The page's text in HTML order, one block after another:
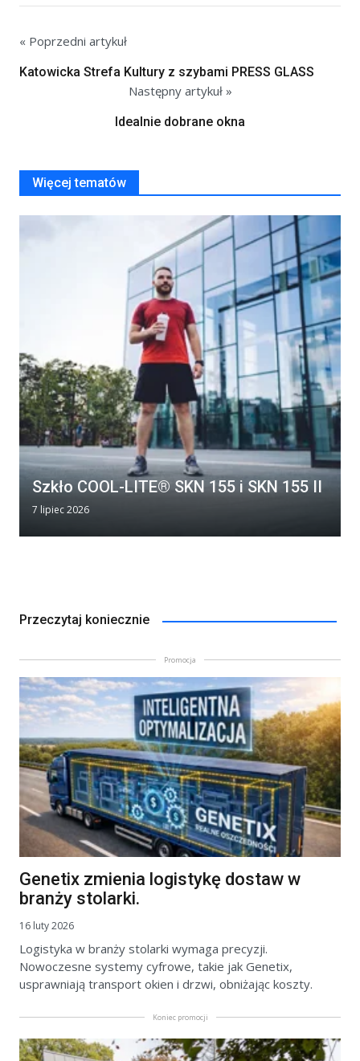
« Poprzedni artykuł
Katowicka Strefa Kultury z szybami PRESS GLASS
Następny artykuł »
Idealnie dobrane okna
Więcej tematów
Szkło COOL-LITE® SKN 155 i SKN 155 II
7 lipiec 2026
Przeczytaj koniecznie
Promocja
Genetix zmienia logistykę dostaw w
branży stolarki.
16 luty 2026
Logistyka w branży stolarki wymaga precyzji.
Nowoczesne systemy cyfrowe, takie jak Genetix,
usprawniają transport okien i drzwi, obniżając koszty.
Koniec promocji